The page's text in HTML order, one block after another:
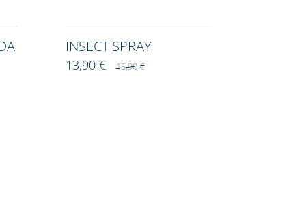
INSECT SPRAY
13,90 €15,90 €